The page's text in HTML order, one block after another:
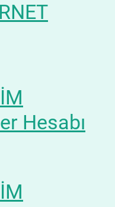
Hesabı